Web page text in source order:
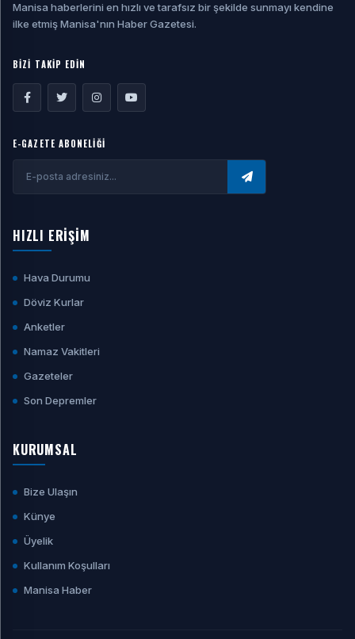
Manisa haberlerini en hızlı ve tarafsız bir şekilde sunmayı kendine
ilke etmiş Manisa'nın Haber Gazetesi.
BİZİ TAKİP EDİN
E-GAZETE ABONELİĞİ
HIZLI ERİŞİM
Hava Durumu
Döviz Kurlar
Anketler
Namaz Vakitleri
Gazeteler
Son Depremler
KURUMSAL
Bize Ulaşın
Künye
Üyelik
Kullanım Koşulları
Manisa Haber